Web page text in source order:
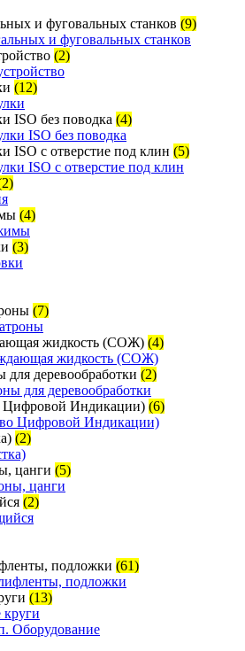
и фуговальных станков (9)
(2)
(12)
ISO без поводка (4)
ISO с отверстие под клин (5)
(4)
(3)
(7)
жидкость (СОЖ) (4)
деревообработки (2)
Индикации) (6)
(2)
цанги (5)
(2)
подложки (61)
(13)
Оборудование